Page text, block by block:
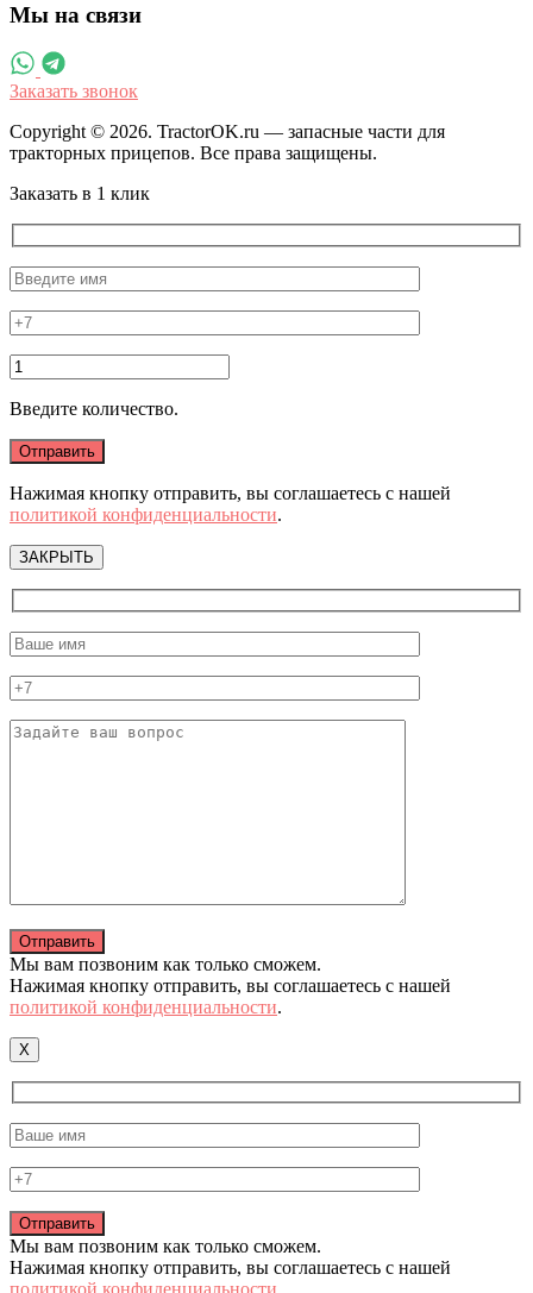
Мы на связи
Заказать звонок
Copyright © 2026. TractorOK.ru — запасные части для
тракторных прицепов. Все права защищены.
Заказать в 1 клик
Введите количество.
Нажимая кнопку отправить, вы соглашаетесь с нашей
политикой конфиденциальности.
ЗАКРЫТЬ
Мы вам позвоним как только сможем.
Нажимая кнопку отправить, вы соглашаетесь с нашей
политикой конфиденциальности.
X
Мы вам позвоним как только сможем.
Нажимая кнопку отправить, вы соглашаетесь с нашей